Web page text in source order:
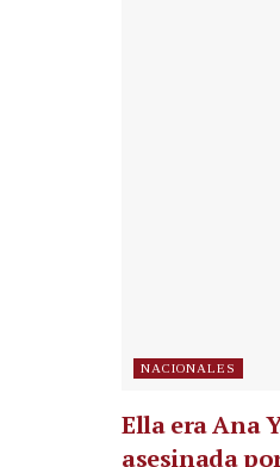
NACIONALES
Ella era Ana
asesinada